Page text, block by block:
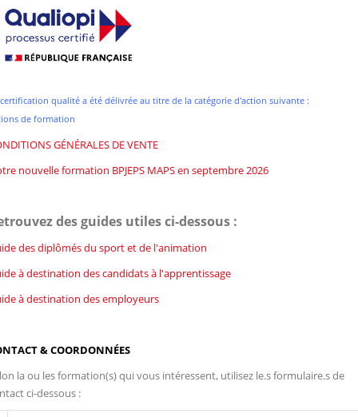
qualité a été délivrée au titre de la catégorie d'action suivante :
de formation
GÉNÉRALES DE VENTE
nouvelle formation BPJEPS MAPS en septembre 2026
des guides utiles ci-dessous :
des diplômés du sport et de l'animation
à destination des candidats à l'apprentissage
à destination des employeurs
& COORDONNÉES
la ou les formation(s) qui vous intéressent, utilisez le.s formulaire.s de
ci-dessous :